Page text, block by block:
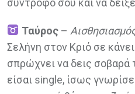
Ταύρος–
Σελήνη στον Κριό σε
σπρώχνει να δεις σοβαρά
είσαι single, ίσως